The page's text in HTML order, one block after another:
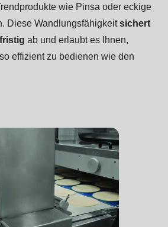
src/ContactService.php
wie Pinsa oder eckige
Diese Wandlungsfähigkeitsichert
ab und erlaubt es Ihnen,
effizient zu bedienen wie den